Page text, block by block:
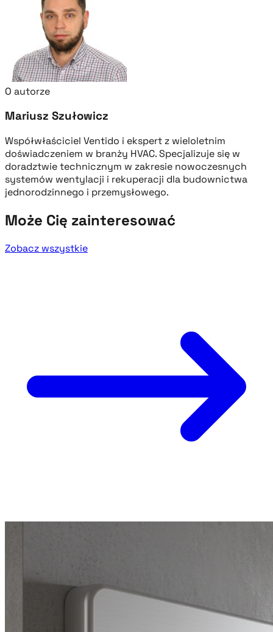
O autorze
Mariusz Szułowicz
Współwłaściciel Ventido i ekspert z wieloletnim
doświadczeniem w branży HVAC. Specjalizuje się w
doradztwie technicznym w zakresie nowoczesnych
systemów wentylacji i rekuperacji dla budownictwa
jednorodzinnego i przemysłowego.
Może Cię zainteresować
Zobacz wszystkie